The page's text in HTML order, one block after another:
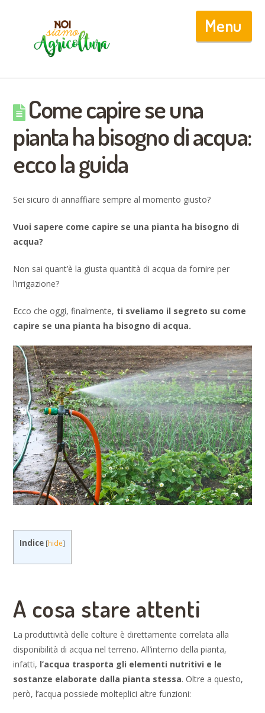
Come capire se una
pianta ha bisogno di acqua:
ecco la guida
Sei sicuro di annaffiare sempre al momento giusto?
Vuoi sapere come capire se una pianta ha bisogno di
acqua?
Non sai quant’è la giusta quantità di acqua da fornire per
l’irrigazione?
Ecco che oggi, finalmente, ti sveliamo il segreto su come
capire se una pianta ha bisogno di acqua.
Indice [hide]
A cosa stare attenti
La produttività delle colture è direttamente correlata alla
disponibilità di acqua nel terreno. All’interno della pianta,
infatti, l’acqua trasporta gli elementi nutritivi e le
sostanze elaborate dalla pianta stessa. Oltre a questo,
però, l’acqua possiede molteplici altre funzioni: